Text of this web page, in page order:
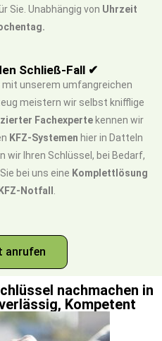
Sie. Unabhängig von Uhrzeit
Schließ-Fall ✔
mit unserem umfangreichen
meistern wir selbst knifflige
Fachexperte kennen wir
KFZ-Systemen hier in Datteln
wir Ihren Schlüssel, bei Bedarf,
bei uns eine Komplettlösung
Notfall
anrufen
nachmachen in
Kompetent